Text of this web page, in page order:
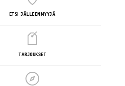
ETSI JÄLLEENMYYJÄ
TARJOUKSET